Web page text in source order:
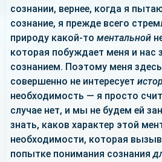
сознании, вернее, когда я
сознание, я прежде всего
природу какой-то ментальной
которая побуждает меня и нас
сознанием. Поэтому меня
совершенно не интересует
необходимость — я просто
случае нет, и мы не будем ей
знать, каков характер этой
необходимости, которая
попытке понимания сознания